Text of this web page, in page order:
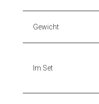
Gewicht
Im Set